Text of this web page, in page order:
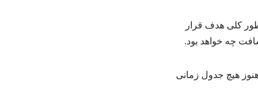
کلی هدف قرار
چه خواهد بود.
هیچ جدول زمانی